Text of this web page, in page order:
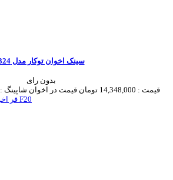
سینک اخوان توکار مدل 324
بدون رای
قیمت : 14,348,000 تومان قیمت در اخوان شاپینگ :